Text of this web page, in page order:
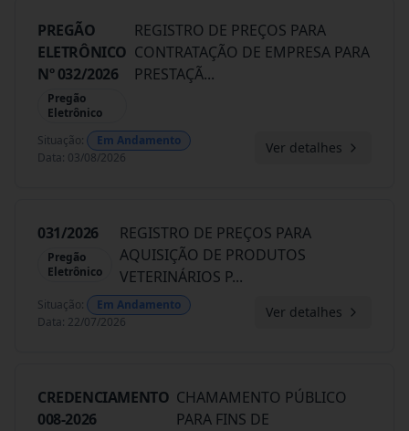
PREGÃO
ELETRÔNICO
Nº 032/2026
Pregão
Eletrônico
REGISTRO DE PREÇOS PARA
CONTRATAÇÃO DE EMPRESA PARA
PRESTAÇÃ...
Situação:
Em Andamento
Data: 03/08/2026
Ver detalhes
031/2026
Pregão
Eletrônico
REGISTRO DE PREÇOS PARA
AQUISIÇÃO DE PRODUTOS
VETERINÁRIOS P...
Situação:
Em Andamento
Data: 22/07/2026
Ver detalhes
CREDENCIAMENTO
008-2026
CHAMAMENTO PÚBLICO
PARA FINS DE